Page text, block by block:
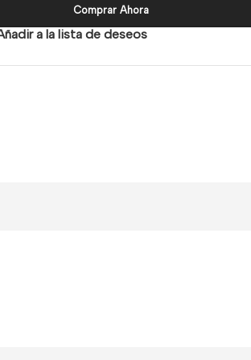
Comprar Ahora
a la lista de deseos